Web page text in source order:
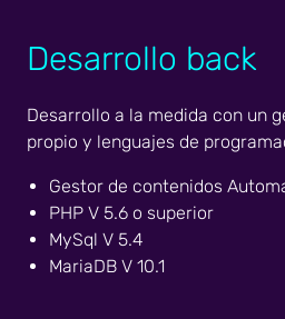
Desarrollo back
Desarrollo a la medida con un
propio y lenguajes de
Gestor de contenidos
PHP V 5.6 o superior
MySql V 5.4
MariaDB V 10.1